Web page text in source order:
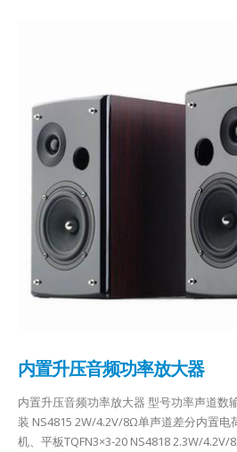
内置升压音频功率放大器
内置升压音频功率放大器 型号功率声道数
装 NS4815 2W/4.2V/8Ω单声道差分内置电
机、平板TQFN3×3-20 NS4818 2.3W/